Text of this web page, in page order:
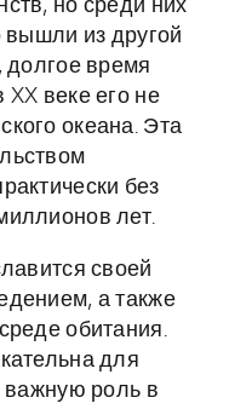
но среди них
вышли из другой
долгое время
веке его не
океана. Эта
без
лет.
своей
а также
обитания.
для
важную роль в